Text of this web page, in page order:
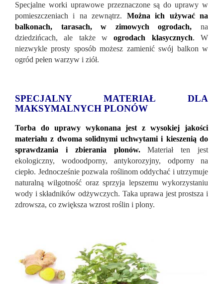
Specjalne worki uprawowe przeznaczone są do uprawy w
pomieszczeniach i na zewnątrz. Można ich używać na
balkonach, tarasach, w zimowych ogrodach, na
dziedzińcach, ale także w
ogrodach klasycznych. W
niezwykle prosty sposób możesz zamienić swój balkon w
ogród pełen warzyw i ziół.
SPECJALNY MATERIAŁ DLA
MAKSYMALNYCH PLONÓW
Torba do uprawy wykonana jest z wysokiej jakości
materiału z dwoma solidnymi uchwytami i kieszenią do
sprawdzania i zbierania plonów.Materiał ten jest
ekologiczny, wodoodporny, antykorozyjny, odporny na
ciepło. Jednocześnie pozwala roślinom oddychać i utrzymuje
naturalną wilgotność oraz sprzyja lepszemu wykorzystaniu
wody i składników odżywczych. Taka uprawa jest prostsza i
zdrowsza, co zwiększa wzrost roślin i plony.